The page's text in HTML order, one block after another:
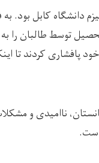
دانشگاه کابل بود.
توسط طالبان را به
پافشاری کردند تا
ناامیدی و